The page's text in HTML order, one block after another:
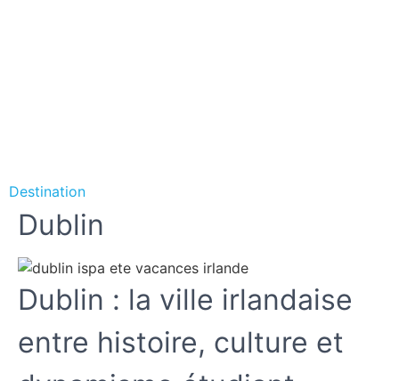
Destination
Dublin
Dublin : la ville irlandaise
entre histoire, culture et